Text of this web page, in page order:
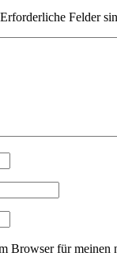
Erforderliche Felder
Browser für meinen